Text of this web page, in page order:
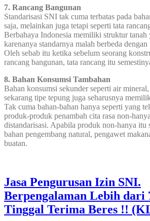
7. Rancang Bangunan
Standarisasi SNI tak cuma terbatas pada
saja, melainkan juga tetapi seperti tata
Berbahaya Indonesia memiliki struktur tanah
karenanya standarnya malah berbeda
Oleh sebab itu ketika sebelum seorang
rancang bangunan, tata rancang itu
8. Bahan Konsumsi Tambahan
Bahan konsumsi sekunder seperti air
sekarang tipe tepung juga seharusnya
Tak cuma bahan-bahan hanya seperti yang
produk-produk penambah cita rasa non-
distandarisasi. Apabila produk non-hanya itu
bahan pengembang natural, pengawet
buatan.
Jasa Pengurusan Izin SNI.
Berpengalaman Lebih dari
Tinggal Terima Beres !!